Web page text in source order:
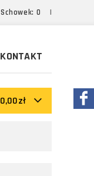
Schowek: 0 |
KONTAKT
0,00zł